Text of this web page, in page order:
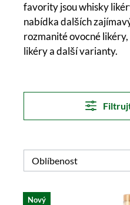
favority jsou whisky
nabídka dalších
rozmanité ovocné
likéry a další varianty.
Nový